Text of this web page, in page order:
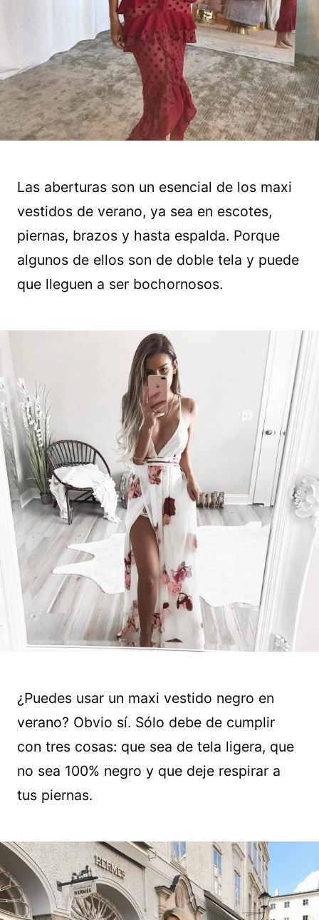
Las aberturas son un esencial de los maxi
vestidos de verano, ya sea en escotes,
piernas, brazos y hasta espalda. Porque
algunos de ellos son de doble tela y puede
que lleguen a ser bochornosos.
¿Puedes usar un maxi vestido negro en
verano? Obvio sí. Sólo debe de cumplir
con tres cosas: que sea de tela ligera, que
no sea 100% negro y que deje respirar a
tus piernas.